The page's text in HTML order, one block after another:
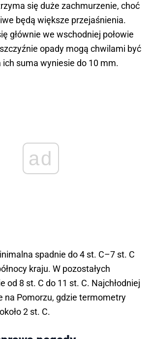
się duże zachmurzenie, choć
będą większe przejaśnienia.
głównie we wschodniej połowie
opady mogą chwilami być
ich suma wyniesie do 10 mm.
ad
spadnie do 4 st. C–7 st. C
kraju. W pozostałych
od 8 st. C do 11 st. C. Najchłodniej
na Pomorzu, gdzie termometry
2 st. C.